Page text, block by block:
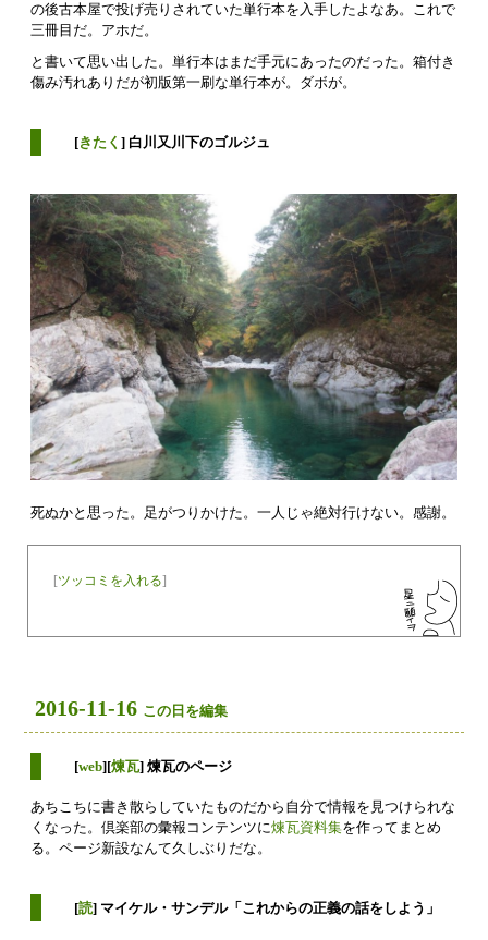
の後古本屋で投げ売りされていた単行本を入手したよなあ。これで
三冊目だ。アホだ。
と書いて思い出した。単行本はまだ手元にあったのだった。箱付き
傷み汚れありだが初版第一刷な単行本が。ダボが。
[きたく ] 白川又川下のゴルジュ
死ぬかと思った。足がつりかけた。一人じゃ絶対行けない。感謝。
[ツッコミを入れる]
2016-11-16 この日を編集
[web][煉瓦] 煉瓦のページ
あちこちに書き散らしていたものだから自分で情報を見つけられな
くなった。倶楽部の彙報コンテンツに煉瓦資料集を作ってまとめ
る。ページ新設なんて久しぶりだな。
[読] マイケル・サンデル「これからの正義の話をしよう」